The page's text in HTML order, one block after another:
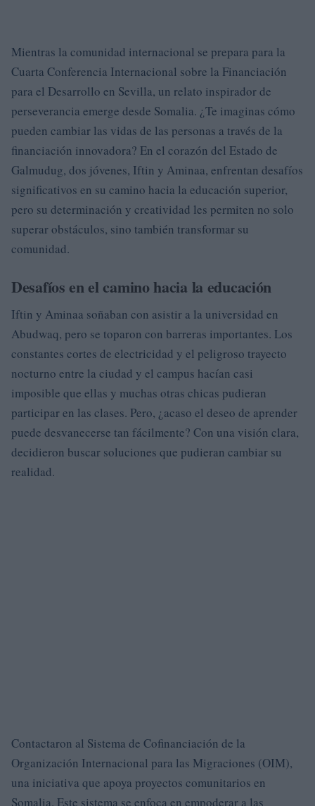
Mientras la comunidad internacional se prepara para la
Cuarta Conferencia Internacional sobre la Financiación
para el Desarrollo en Sevilla, un relato inspirador de
perseverancia emerge desde Somalia. ¿Te imaginas cómo
pueden cambiar las vidas de las personas a través de la
financiación innovadora? En el corazón del Estado de
Galmudug, dos jóvenes, Iftin y Aminaa, enfrentan desafíos
significativos en su camino hacia la educación superior,
pero su determinación y creatividad les permiten no solo
superar obstáculos, sino también transformar su
comunidad.
Desafíos en el camino hacia la educación
Iftin y Aminaa soñaban con asistir a la universidad en
Abudwaq, pero se toparon con barreras importantes. Los
constantes cortes de electricidad y el peligroso trayecto
nocturno entre la ciudad y el campus hacían casi
imposible que ellas y muchas otras chicas pudieran
participar en las clases. Pero, ¿acaso el deseo de aprender
puede desvanecerse tan fácilmente? Con una visión clara,
decidieron buscar soluciones que pudieran cambiar su
realidad.
Contactaron al Sistema de Cofinanciación de la
Organización Internacional para las Migraciones (OIM),
una iniciativa que apoya proyectos comunitarios en
Somalia. Este sistema se enfoca en empoderar a las